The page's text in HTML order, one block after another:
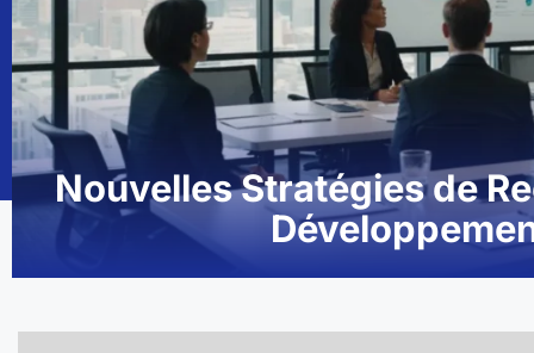
Nouvelles Stratégies de